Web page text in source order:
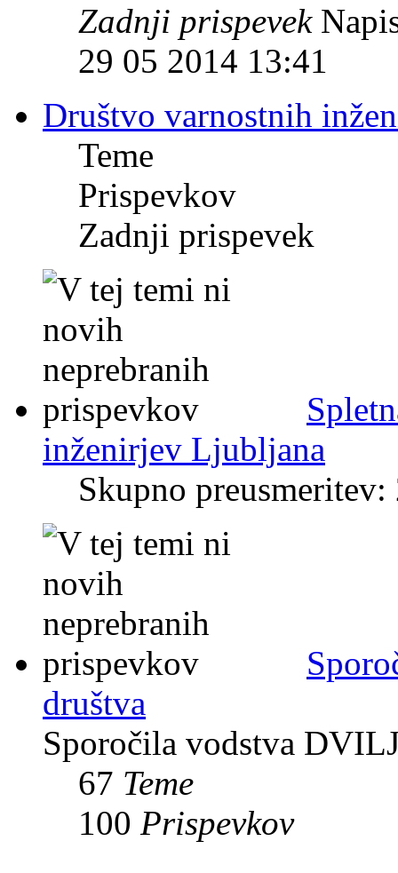
Zadnji prispevek
29 05 2014 13:41
Društvo varnostnih
Teme
Prispevkov
Zadnji prispevek
inženirjev Ljubljana
Skupno preusmeritev:
društva
Sporočila vodstva
67 Teme
100 Prispevkov